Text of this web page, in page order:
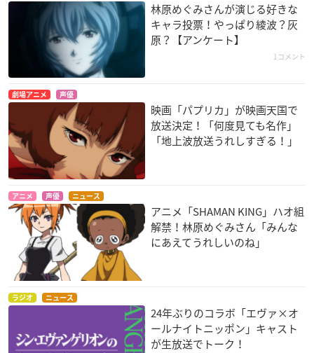
名探偵コナン 天空の
難破船
灰原哀
劇場版 ポケットモン
&パール アルセウス
ムサシ
ヱヴァンゲリヲン新
名探偵コナン 漆黒の
追跡者 (チェイサー)
灰原哀
劇場版 ポケットモン
スター ダイヤモンド
&パール ギラティナ
と氷空の花束 シェイ
名探偵コナン 戦慄の
楽譜 (フルスコア)
林原めぐみさんが演じる好きな
キャラ投票！やっぱり綾波？灰
原？【アンケート】
1コメント
劇場アニメ 声優
映画「パプリカ」が映画天国で
放送決定！「何度見ても名作」
「地上波放送うれしすぎる！」
アニメ 声優 ニュース
アニメ「SHAMAN KING」ハオ組
解禁！林原めぐみさん「みんな
にあえてうれしいのね」
ラジオ ニュース
24年ぶりのコラボ「エヴァ×オ
ールナイトニッポン」キャスト
が生放送でトーク！